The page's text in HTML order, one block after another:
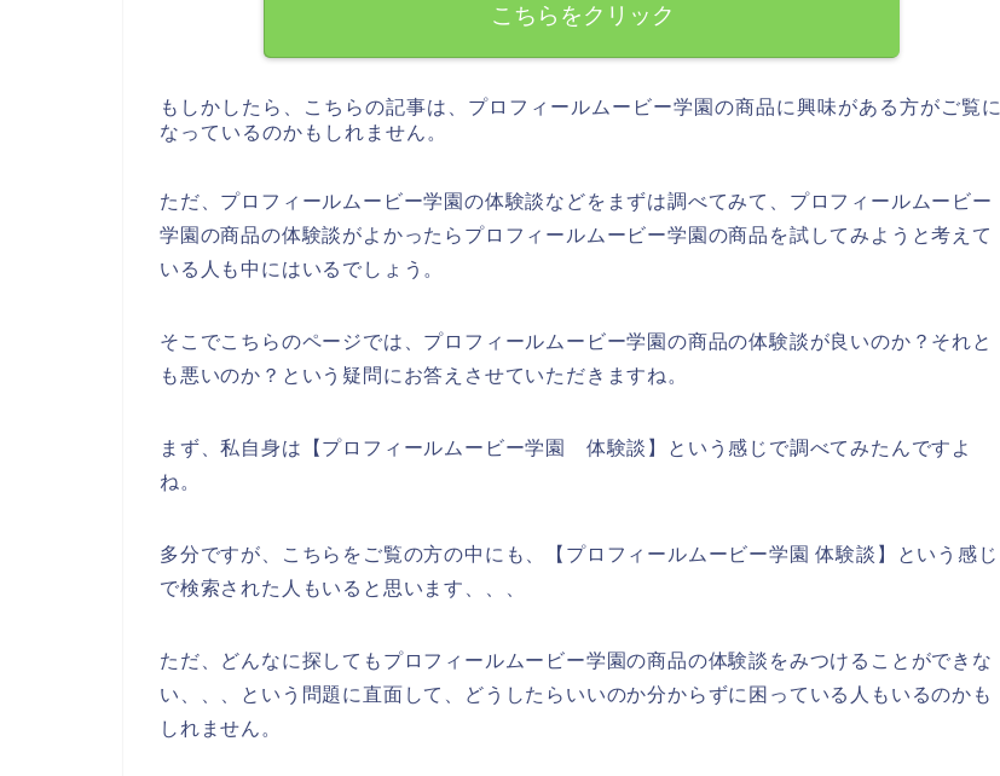
こちらをクリック
もしかしたら、こちらの記事は、プロフィールムービー学園の商品に興味がある方がご覧に
なっているのかもしれません。
ただ、プロフィールムービー学園の体験談などをまずは調べてみて、プロフィールムービー
学園の商品の体験談がよかったらプロフィールムービー学園の商品を試してみようと考えて
いる人も中にはいるでしょう。
そこでこちらのページでは、プロフィールムービー学園の商品の体験談が良いのか？それと
も悪いのか？という疑問にお答えさせていただきますね。
まず、私自身は【プロフィールムービー学園 体験談】という感じで調べてみたんですよ
ね。
多分ですが、こちらをご覧の方の中にも、【プロフィールムービー学園 体験談】という感じ
で検索された人もいると思います、、、
ただ、どんなに探してもプロフィールムービー学園の商品の体験談をみつけることができな
い、、、という問題に直面して、どうしたらいいのか分からずに困っている人もいるのかも
しれません。